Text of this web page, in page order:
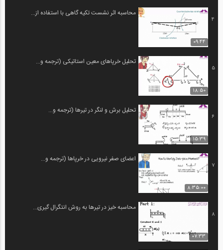
4
09:44
محاسبه اثر نشست تکیه گاهی با استفاده از...
5
18:50
تحلیل خرپاهای معین استاتیکی (ترجمه و...
6
15:39
تحلیل برش و لنگر در تیرها (ترجمه و...
7
8:35:00
اعضای صفر نیرویی در خرپاها (ترجمه و...
8
07:33
محاسبه خیز در تیرها به روش انتگرال گیری...